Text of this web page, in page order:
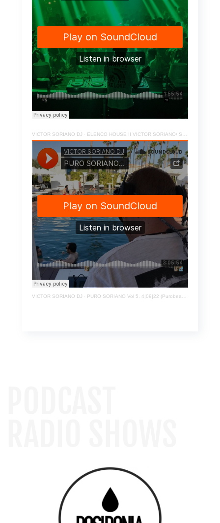
VICTOR SORIANO DJ · ELENCO HOUSE II VICTOR SORIANO/ Special Set 16º Aniversario Camarote Radio Show
VICTOR SORIANO DJ · PURO SORIANO Vol 5. 4|09|22 (Purobeach Denia – Alicante)